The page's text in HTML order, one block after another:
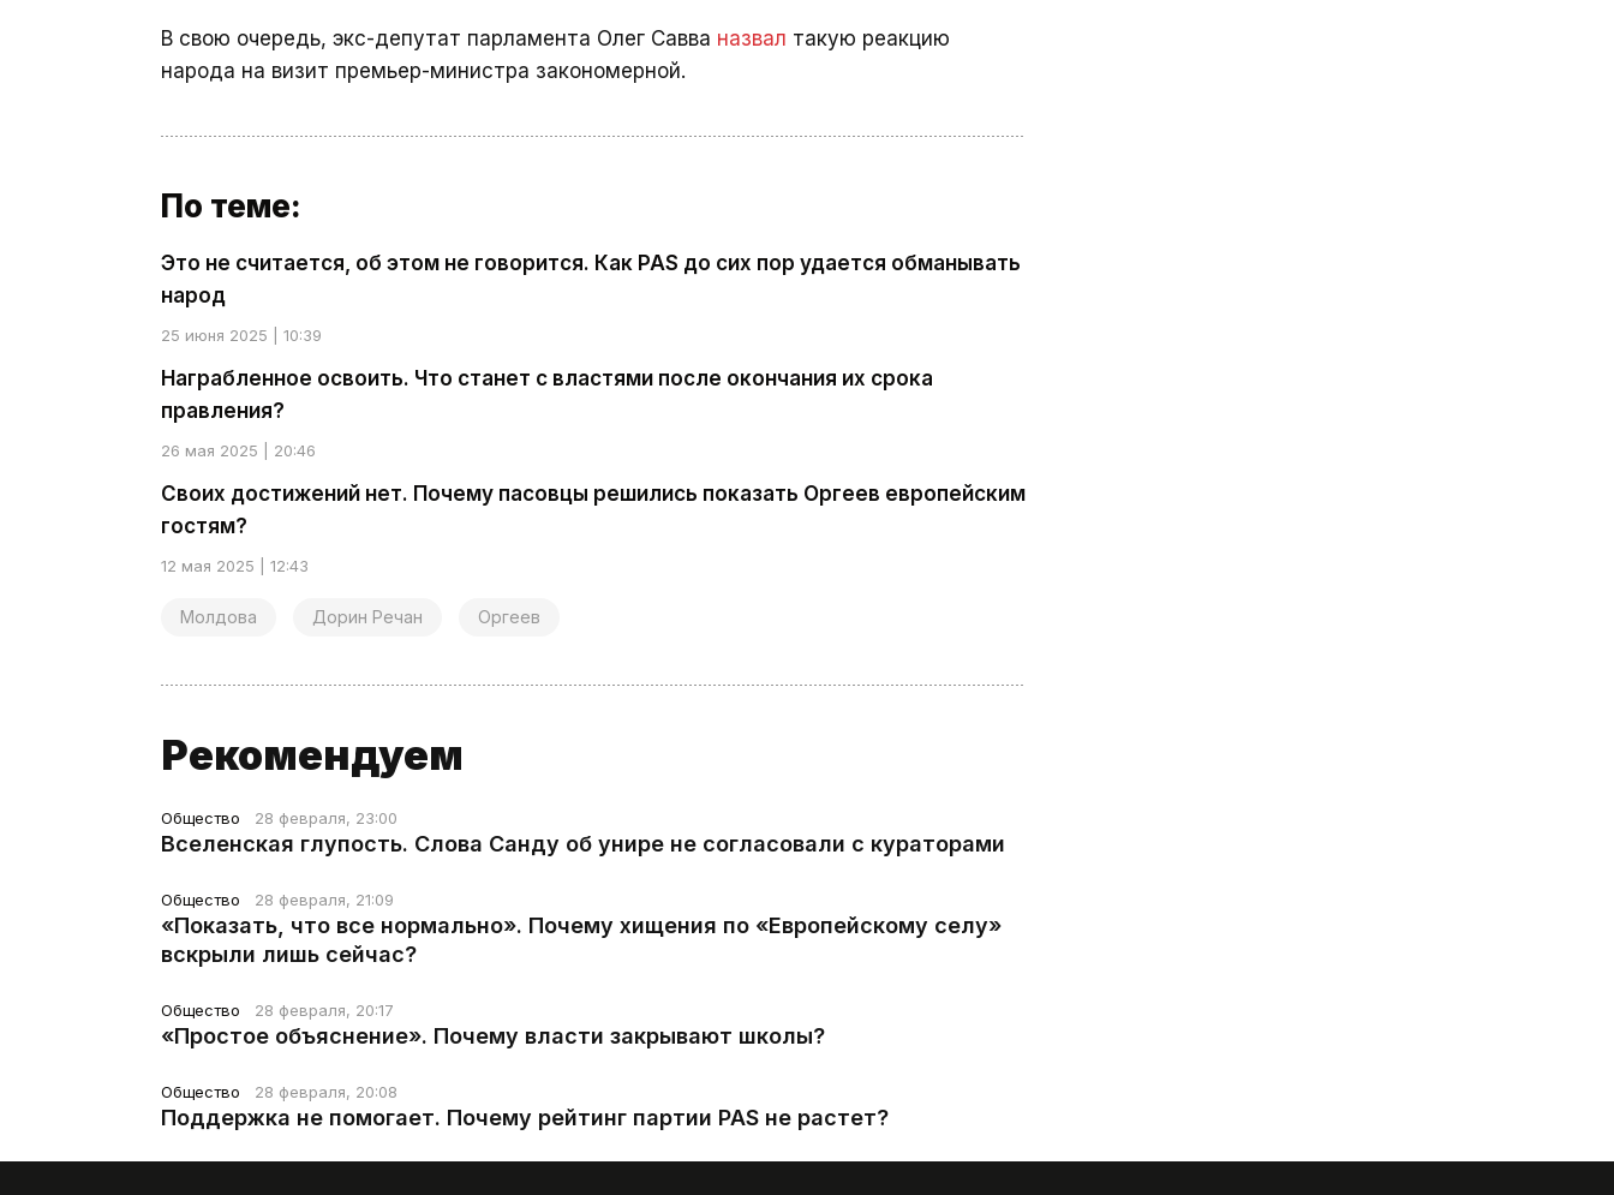
В свою очередь, экс-депутат парламента Олег Савва назвал такую реакцию
народа на визит премьер-министра закономерной.
По теме:
Это не считается, об этом не говорится. Как PAS до сих пор удается обманывать
народ
25 июня 2025 | 10:39
Награбленное освоить. Что станет с властями после окончания их срока
правления?
26 мая 2025 | 20:46
Своих достижений нет. Почему пасовцы решились показать Оргеев европейским
гостям?
12 мая 2025 | 12:43
Молдова Дорин Речан Оргеев
Рекомендуем
Общество 28 февраля, 23:00
Вселенская глупость. Слова Санду об унире не согласовали с кураторами
Общество 28 февраля, 21:09
«Показать, что все нормально». Почему хищения по «Европейскому селу»
вскрыли лишь сейчас?
Общество 28 февраля, 20:17
«Простое объяснение». Почему власти закрывают школы?
Общество 28 февраля, 20:08
Поддержка не помогает. Почему рейтинг партии PAS не растет?